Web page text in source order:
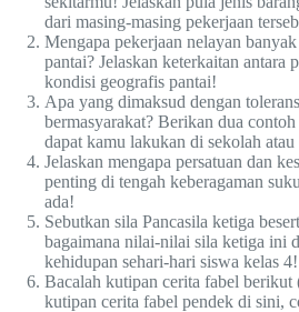
dari masing-masing pekerjaan
Mengapa pekerjaan nelayan
pantai? Jelaskan keterkaitan antara
kondisi geografis pantai!
Apa yang dimaksud dengan
bermasyarakat? Berikan dua
dapat kamu lakukan di sekolah
Jelaskan mengapa persatuan dan
penting di tengah keberagaman
ada!
Sebutkan sila Pancasila ketiga
bagaimana nilai-nilai sila ketiga ini
kehidupan sehari-hari siswa kelas 4!
Bacalah kutipan cerita fabel berikut
kutipan cerita fabel pendek di sini,